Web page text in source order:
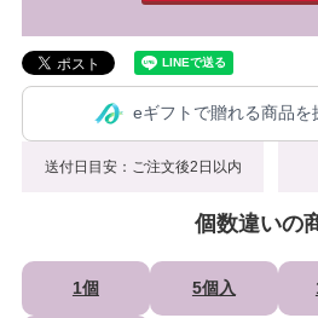
eギフトで贈れる商品を
送付日目安：ご注文後2日以内
個数違いの
1個 5個入